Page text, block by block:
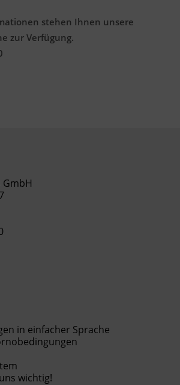
stehen Ihnen unsere
zur Verfügung.
GmbH
in einfacher Sprache
wichtig!